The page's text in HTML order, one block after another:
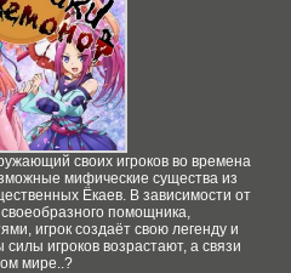
своих игроков во времена
мифические существа из
Ёкаев. В зависимости от
помощника,
игрок создаёт свою легенду и
игроков возрастают, а связи
мире..?